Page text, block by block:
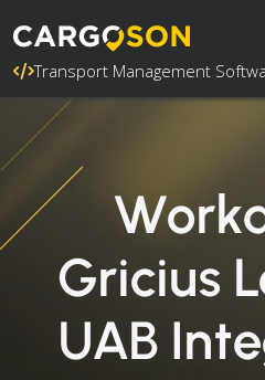
Transport Management
Gricius
UAB